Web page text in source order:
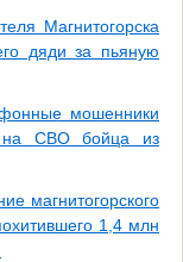
Магнитогорска
дяди за пьяную
мошенники
на СВО бойца из
магнитогорского
1,4 млн